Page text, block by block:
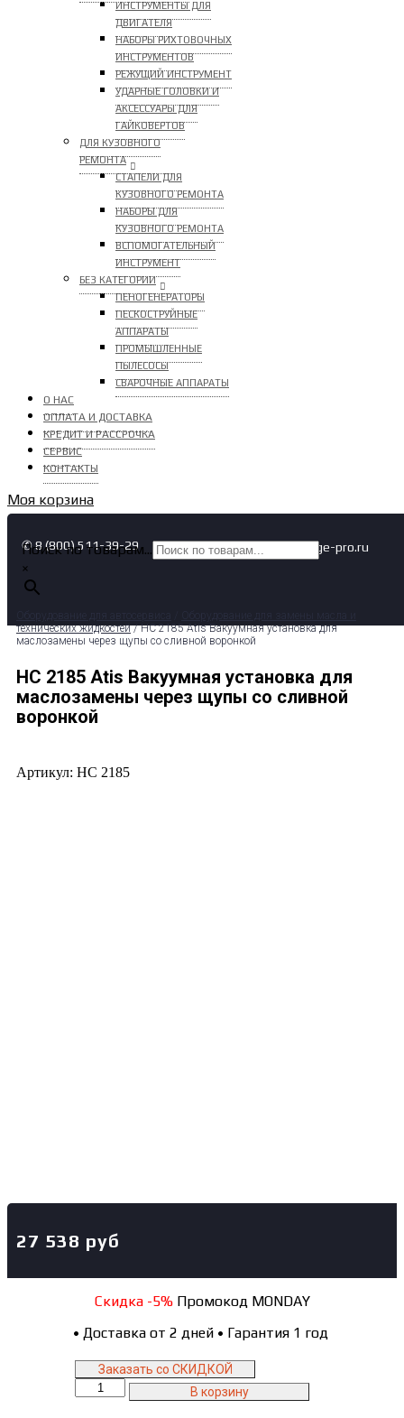
ИНСТРУМЕНТЫ ДЛЯ
ДВИГАТЕЛЯ
НАБОРЫ РИХТОВОЧНЫХ
ИНСТРУМЕНТОВ
РЕЖУЩИЙ ИНСТРУМЕНТ
УДАРНЫЕ ГОЛОВКИ И
АКСЕССУАРЫ ДЛЯ
ГАЙКОВЕРТОВ
ДЛЯ КУЗОВНОГО
РЕМОНТА
СТАПЕЛИ ДЛЯ
КУЗОВНОГО РЕМОНТА
НАБОРЫ ДЛЯ
КУЗОВНОГО РЕМОНТА
ВСПОМОГАТЕЛЬНЫЙ
ИНСТРУМЕНТ
БЕЗ КАТЕГОРИИ
ПЕНОГЕНЕРАТОРЫ
ПЕСКОСТРУЙНЫЕ
АППАРАТЫ
ПРОМЫШЛЕННЫЕ
ПЫЛЕСОСЫ
СВАРОЧНЫЕ АППАРАТЫ
О НАС
ОПЛАТА И ДОСТАВКА
КРЕДИТ И РАССРОЧКА
СЕРВИС
КОНТАКТЫ
Моя корзина
✆ 8 (800) 511-39-29 ✉ info@garage-pro.ru
Поиск по товарам...
×
технических жидкостей/ HC 2185 Atis Вакуумная установка для
маслозамены через щупы со сливной воронкой
HC 2185 Atis Вакуумная установка для
маслозамены через щупы со сливной
воронкой
Артикул: HC 2185
27 538 руб
Скидка -5%Промокод MONDAY
• Доставка от 2 дней • Гарантия 1 год
Заказать со СКИДКОЙ
Количество
В корзину